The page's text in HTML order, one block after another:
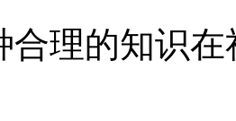
合理的知识